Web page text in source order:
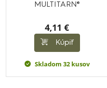
MULTITARN®
4,11 €
Kúpiť
Skladom 32 kusov